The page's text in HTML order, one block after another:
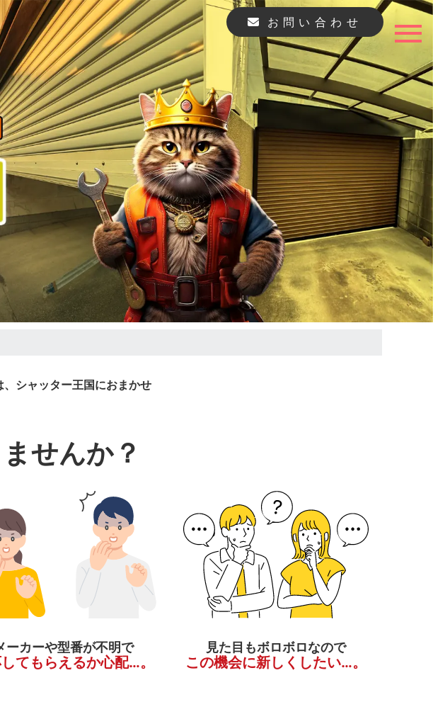
お問い合わせ
、シャッター王国におまかせ
せんか？
ーカーや型番が不明で
てもらえるか心配…。
見た目もボロボロなので
この機会に新しくしたい…。